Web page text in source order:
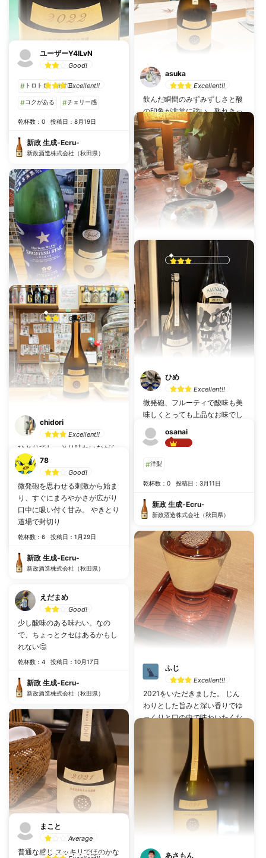
Excellent!!
乾杯数：0 投稿日：12月27日
新政 生成-Ecru-
asuka
Excellent!!
飲んだ瞬間のみずみずしさと酸
の印象が非常に強い。熟れきっ
ていないバナナのような甘酸っ
ぱい香り。柔らかなガス感と酸
味がありフレッシュな印象。後
味は旨味と酸の余韻が残る。
乾杯数：3 投稿日：9月22日
新政 生成-Ecru-
新政酒造株式会社（秋田県）
ユーザーY4lLvN
Good!
# トロトロ #甘口
#コクがある #チェリー感
乾杯数：0 投稿日：8月19日
新政 生成-Ecru-
新政酒造株式会社（秋田県）
Excellent!!
かなり柔らかくて美味しいお酒
2023.08.11_ゴチヤ
乾杯数：0 投稿日：8月11日
新政 生成-Ecru-
新政酒造株式会社（秋田県）
おこめん
Good!
スパークリングで味が細い
乾杯数：0 投稿日：7月17日
新政 生成-Ecru-
新政酒造株式会社（秋田県） ひめ
Excellent!!
微発砲、フルーティで酸味も美
味しくとっても上品なお味でし
た
#透明感 # するする飲める
#上品
乾杯数：8 投稿日：6月14日
新政 生成-Ecru-
新政酒造株式会社（秋田県）
chidori
Excellent!!
ひとりでしっとり味わいながら
飲んだお酒。2021をいただき
ました。
#柔らかい # まろやか
乾杯数：6 投稿日：4月16日
新政酒造株式会社（秋田県）
osanai
#洋梨
乾杯数：0 投稿日：3月11日
新政 生成-Ecru-
新政酒造株式会社（秋田県）
78
Good!
微発砲を思わせる刺激から始ま
り、すぐにまろやかさが広がり
口中に吸い付く甘み。 やきとり
道場で封切り
乾杯数：6 投稿日：1月29日
新政 生成-Ecru-
新政酒造株式会社（秋田県）
ふじ
Excellent!!
2021をいただきました。 じん
わりとした旨みと深い香りでゆ
っくりと口の中で味わいたくな
ンスよく、引き締まった酸味が
あり、少し古さを感じる部分も
ありました。
投稿日：12月21日
新政 生成-Ecru-
新政酒造株式会社（秋田県）
えだまめ
Good!
少し酸味のある味わい。なの
で、ちょっとクセはあるかもし
れない🤔
乾杯数：4 投稿日：10月17日
新政 生成-Ecru-
新政酒造株式会社（秋田県）
あさもん
まこと
Average
普通な感じ スッキリでほのかな